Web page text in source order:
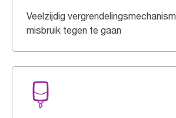
Veelzijdig
misbruik tegen te gaan